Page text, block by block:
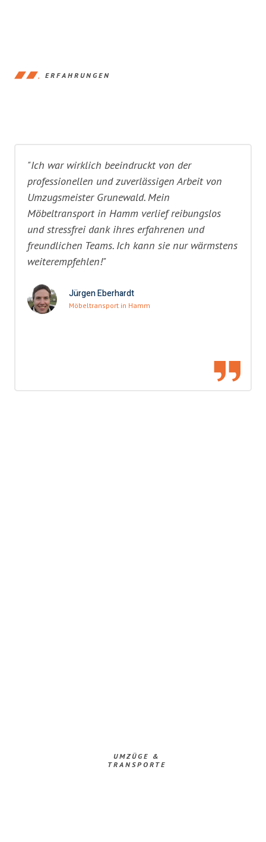
ERFAHRUNGEN
"Ich war wirklich beeindruckt von der
professionellen und zuverlässigen Arbeit von
Umzugsmeister Grunewald. Mein
Möbeltransport in Hamm verlief reibungslos
und stressfrei dank ihres erfahrenen und
freundlichen Teams. Ich kann sie nur wärmstens
weiterempfehlen!"
Jürgen Eberhardt
Möbeltransport in Hamm
UMZÜGE &
TRANSPORTE